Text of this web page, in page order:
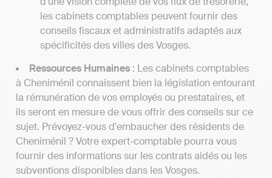
les cabinets comptables peuvent fournir des
conseils fiscaux et administratifs adaptés aux
spécificités des villes des Vosges.
Ressources Humaines : Les cabinets comptables
à Cheniménil connaissent bien la législation entourant
la rémunération de vos employés ou prestataires, et
ils seront en mesure de vous offrir des conseils sur ce
sujet. Prévoyez-vous d'embaucher des résidents de
Cheniménil ? Votre expert-comptable pourra vous
fournir des informations sur les contrats aidés ou les
subventions disponibles dans les Vosges.